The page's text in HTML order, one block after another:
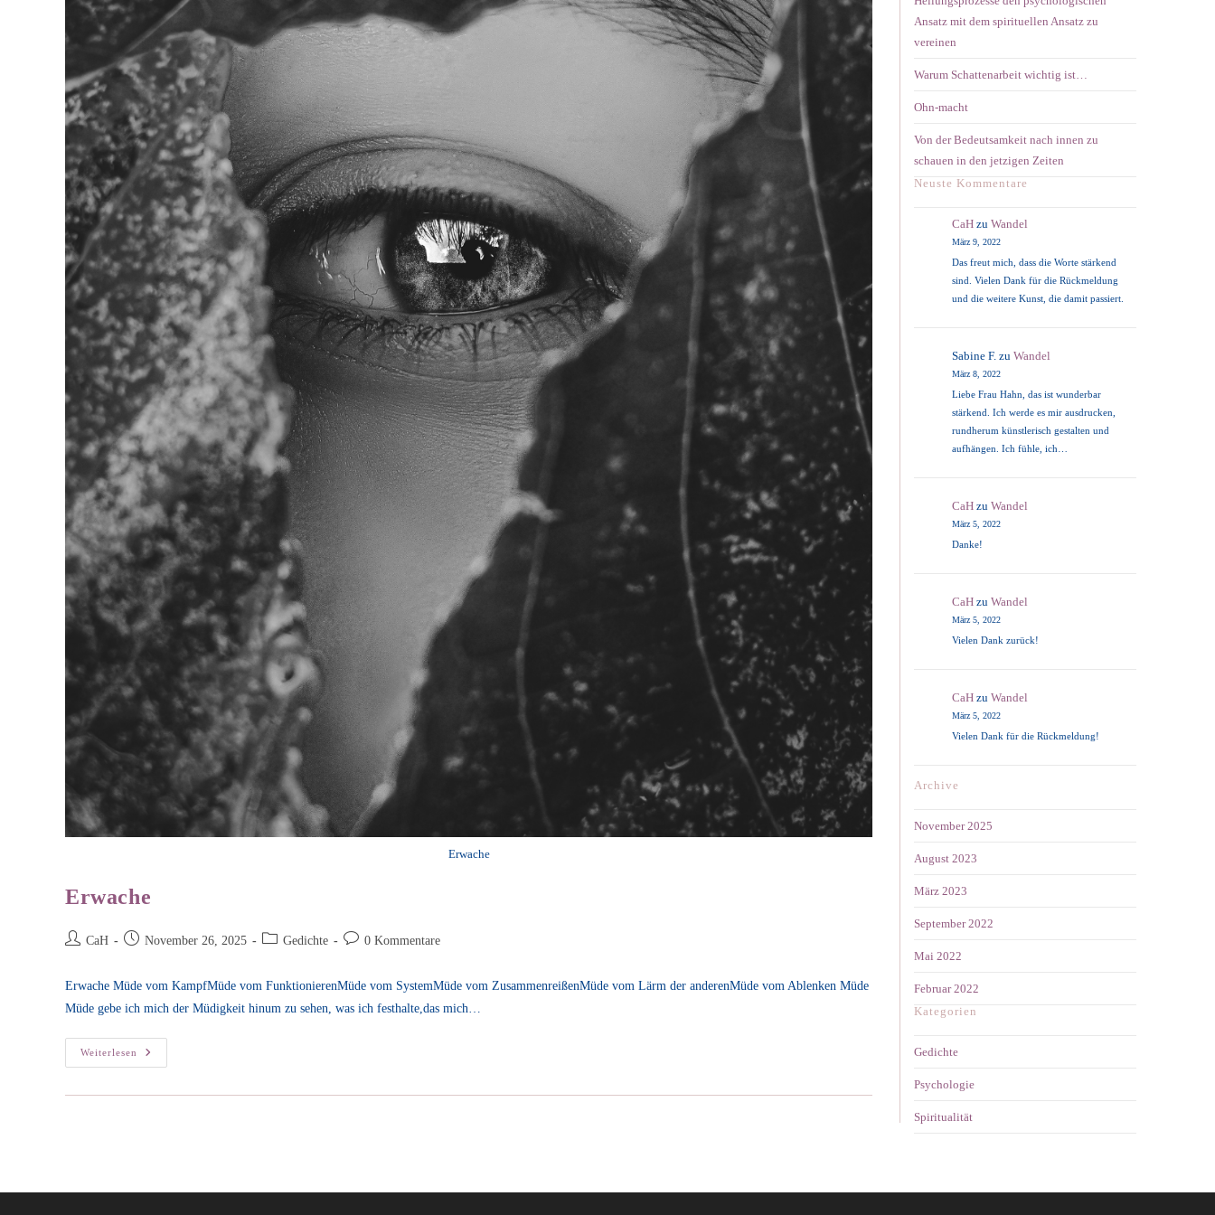
Erwache
Erwache
Beitrags-
CaH
BeitragNovember 26, 2025
Beitrags-
Gedichte
Beitrags-0 Kommentare
Erwache Müde vom KampfMüde vom FunktionierenMüde vom SystemMüde vom ZusammenreißenMüde vom Lärm der anderenMüde vom Ablenken Müde
Müde gebe ich mich der Müdigkeit hinum zu sehen, was ich festhalte,das mich…
Weiterlesen Erwache
Ansatz mit dem spirituellen Ansatz zu
vereinen
Warum Schattenarbeit wichtig ist…
Ohn-macht
Von der Bedeutsamkeit nach innen zu
schauen in den jetzigen Zeiten
Neuste Kommentare
CaH zuWandel
März 9, 2022
Das freut mich, dass die Worte stärkend
sind. Vielen Dank für die Rückmeldung
und die weitere Kunst, die damit passiert.
Sabine F. zuWandel
März 8, 2022
Liebe Frau Hahn, das ist wunderbar
stärkend. Ich werde es mir ausdrucken,
rundherum künstlerisch gestalten und
aufhängen. Ich fühle, ich…
CaH zuWandel
März 5, 2022
Danke!
CaH zuWandel
März 5, 2022
Vielen Dank zurück!
CaH zuWandel
März 5, 2022
Vielen Dank für die Rückmeldung!
Archive
November 2025
August 2023
März 2023
September 2022
Mai 2022
Februar 2022
Kategorien
Gedichte
Psychologie
Spiritualität